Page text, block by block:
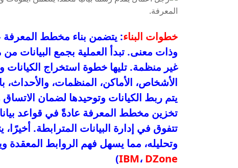
خطوات البناء: يتضمن بناء مخطط المعرفة
وذات معنى. تبدأ العملية بجمع البيانات
غير منظمة. تليها خطوة استخراج الكيانات
الأشخاص، الأماكن، المنظمات، والأحداث،
يتم ربط الكيانات وتوحيدها لضمان الاتساق
تتفوق في إدارة البيانات المترابطة.
وتحليله، مما يسهل فهم الروابط
IBM، DZone
)